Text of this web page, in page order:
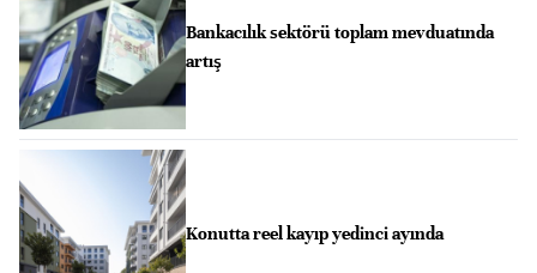
Bankacılık sektörü toplam mevduatında
artış
Konutta reel kayıp yedinci ayında